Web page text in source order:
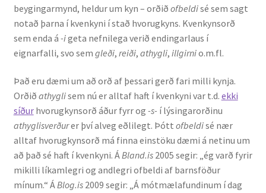
Ritverk og erindi
Bækur
Önnur ritverk
Ritrýndar greinar
Óritrýnt fræðilegt efni
Málfarspistlar
beygingarmynd, heldur um kyn – orðið ofbeldisé sem sagt
notað þarna í kvenkyni í stað hvorugkyns. Kvenkynsorð
sem enda á -igeta nefnilega verið endingarlaus í
eignarfalli, svo sem gleði, reiði, athygli, illgirnio.m.fl.
Það eru dæmi um að orð af þessari gerð fari milli kynja.
Orðið athyglisem nú er alltaf haft í kvenkyni var t.d. ekki
síðurhvorugkynsorð áður fyrr og -s- í lýsingarorðinu
athyglisverðurer því alveg eðlilegt. Þótt ofbeldisé nær
alltaf hvorugkynsorð má finna einstöku dæmi á netinu um
að það sé haft í kvenkyni. ÁBland.is 2005 segir: „ég varð fyrir
mikilli líkamlegri og andlegri ofbeldi af barnsföður
mínum.“ ÁBlog.is2009 segir: „Á mótmælafundinum í dag